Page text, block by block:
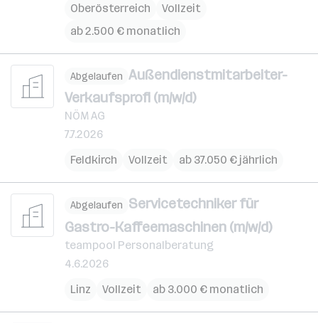
Oberösterreich
Vollzeit
ab 2.500 € monatlich
Abgelaufen Außendienstmitarbeiter-
Verkaufsprofi (m/w/d)
NÖM AG
7.7.2026
Feldkirch
Vollzeit ab 37.050 € jährlich
Abgelaufen Servicetechniker für
Gastro-Kaffeemaschinen (m/w/d)
teampool Personalberatung
4.6.2026
Linz
Vollzeit ab 3.000 € monatlich